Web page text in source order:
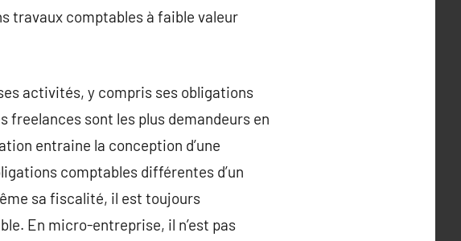
travaux comptables à faible valeur
activités, y compris ses obligations
sont les plus demandeurs en
entraine la conception d’une
comptables différentes d’un
sa fiscalité, il est toujours
En micro-entreprise, il n’est pas